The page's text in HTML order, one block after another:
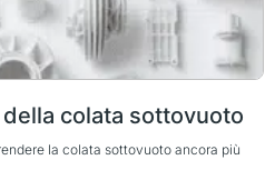
colata sottovuoto
la colata sottovuoto ancora più